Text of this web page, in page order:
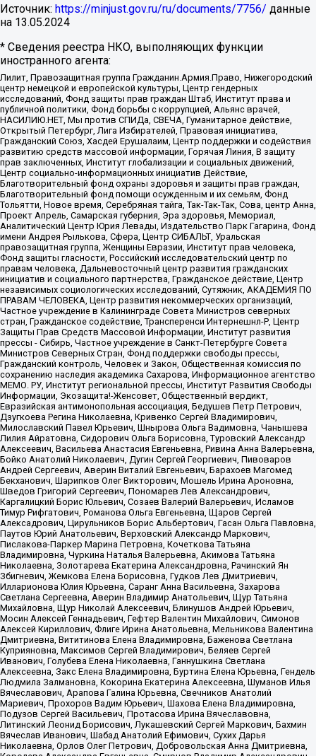
Источник: https://minjust.gov.ru/ru/documents/7756/ данные
на 13.05.2024
* Сведения реестра НКО, выполняющих функции
иностранного агента:
Лилит, Правозащитная группа Гражданин.Армия.Право, Нижегородский
центр немецкой и европейской культуры, Центр гендерных
исследований, Фонд защиты прав граждан Штаб, Институт права и
публичной политики, Фонд борьбы с коррупцией, Альянс врачей,
НАСИЛИЮ.НЕТ, Мы против СПИДа, СВЕЧА, Гуманитарное действие,
Открытый Петербург, Лига Избирателей, Правовая инициатива,
Гражданский Союз, Хасдей Ерушалаим, Центр поддержки и содействия
развитию средств массовой информации, Горячая Линия, В защиту
прав заключенных, Институт глобализации и социальных движений,
Центр социально-информационных инициатив Действие,
Благотворительный фонд охраны здоровья и защиты прав граждан,
Благотворительный фонд помощи осужденным и их семьям, Фонд
Тольятти, Новое время, Серебряная тайга, Так-Так-Так, Сова, центр Анна,
Проект Апрель, Самарская губерния, Эра здоровья, Мемориал,
Аналитический Центр Юрия Левады, Издательство Парк Гагарина, Фонд
имени Андрея Рылькова, Сфера, Центр СИБАЛЬТ, Уральская
правозащитная группа, Женщины Евразии, Институт прав человека,
Фонд защиты гласности, Российский исследовательский центр по
правам человека, Дальневосточный центр развития гражданских
инициатив и социального партнерства, Гражданское действие, Центр
независимых социологических исследований, Сутяжник, АКАДЕМИЯ ПО
ПРАВАМ ЧЕЛОВЕКА, Центр развития некоммерческих организаций,
Частное учреждение в Калининграде Совета Министров северных
стран, Гражданское содействие, Трансперенси Интернешнл-Р, Центр
Защиты Прав Средств Массовой Информации, Институт развития
прессы - Сибирь, Частное учреждение в Санкт-Петербурге Совета
Министров Северных Стран, Фонд поддержки свободы прессы,
Гражданский контроль, Человек и Закон, Общественная комиссия по
сохранению наследия академика Сахарова, Информационное агентство
МЕМО. РУ, Институт региональной прессы, Институт Развития Свободы
Информации, Экозащита!-Женсовет, Общественный вердикт,
Евразийская антимонопольная ассоциация, Бедушев Петр Петрович,
Дзугкоева Регина Николаевна, Кривенко Сергей Владимирович,
Милославский Павел Юрьевич, Шнырова Ольга Вадимовна, Чанышева
Лилия Айратовна, Сидорович Ольга Борисовна, Туровский Александр
Алексеевич, Васильева Анастасия Евгеньевна, Ривина Анна Валерьевна,
Бойко Анатолий Николаевич, Дугин Сергей Георгиевич, Пивоваров
Андрей Сергеевич, Аверин Виталий Евгеньевич, Барахоев Магомед
Бекханович, Шарипков Олег Викторович, Мошель Ирина Ароновна,
Шведов Григорий Сергеевич, Пономарев Лев Александрович,
Каргалицкий Борис Юльевич, Созаев Валерий Валерьевич, Исламов
Тимур Рифгатович, Романова Ольга Евгеньевна, Щаров Сергей
Алексадрович, Цирульников Борис Альбертович, Гасан Ольга Павловна,
Паутов Юрий Анатольевич, Верховский Александр Маркович,
Пислакова-Паркер Марина Петровна, Кочеткова Татьяна
Владимировна, Чуркина Наталья Валерьевна, Акимова Татьяна
Николаевна, Золотарева Екатерина Александровна, Рачинский Ян
Збигневич, Жемкова Елена Борисовна, Гудков Лев Дмитриевич,
Илларионова Юлия Юрьевна, Саранг Анна Васильевна, Захарова
Светлана Сергеевна, Аверин Владимир Анатольевич, Щур Татьяна
Михайловна, Щур Николай Алексеевич, Блинушов Андрей Юрьевич,
Мосин Алексей Геннадьевич, Гефтер Валентин Михайлович, Симонов
Алексей Кириллович, Флиге Ирина Анатольевна, Мельникова Валентина
Дмитриевна, Вититинова Елена Владимировна, Баженова Светлана
Куприяновна, Максимов Сергей Владимирович, Беляев Сергей
Иванович, Голубева Елена Николаевна, Ганнушкина Светлана
Алексеевна, Закс Елена Владимировна, Буртина Елена Юрьевна, Гендель
Людмила Залмановна, Кокорина Екатерина Алексеевна, Шуманов Илья
Вячеславович, Арапова Галина Юрьевна, Свечников Анатолий
Мариевич, Прохоров Вадим Юрьевич, Шахова Елена Владимировна,
Подузов Сергей Васильевич, Протасова Ирина Вячеславовна,
Литинский Леонид Борисович, Лукашевский Сергей Маркович, Бахмин
Вячеслав Иванович, Шабад Анатолий Ефимович, Сухих Дарья
Николаевна, Орлов Олег Петрович, Добровольская Анна Дмитриевна,